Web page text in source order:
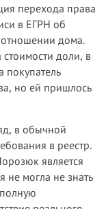
перехода права
в ЕГРН об
отношении дома.
доли, в
покупатель
но ей пришлось
в обычной
в реестр.
является
могла не знать